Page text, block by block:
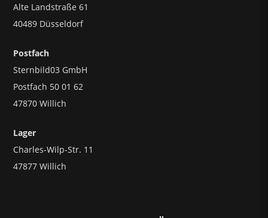
Alte Landstraße 61
40489 Düsseldorf
Postfach
Sternbild03 GmbH
Postfach 50 01 62
47870 Willich
Lager
Charles-Wilp-Str. 11
47877 Willich